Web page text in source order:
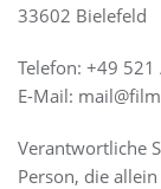
33602 Bielefeld
Telefon: +49
E-Mail:
Verantwortliche
Person, die